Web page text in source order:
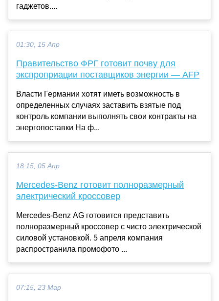
гаджетов....
01:30, 15 Апр
Правительство ФРГ готовит почву для
экспроприации поставщиков энергии — AFP
Власти Германии хотят иметь возможность в
определенных случаях заставить взятые под
контроль компании выполнять свои контракты на
энергопоставки На ф...
18:15, 05 Апр
Mercedes-Benz готовит полноразмерный
электрический кроссовер
Mercedes-Benz AG готовится представить
полноразмерный кроссовер с чисто электрической
силовой установкой. 5 апреля компания
распространила промофото ...
07:15, 23 Мар